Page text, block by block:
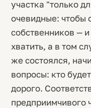
участка "только
очевидные: чтобы
собственников —
хватить, а в том
же состоялся,
вопросы: кто
дорого.
предприимчивого